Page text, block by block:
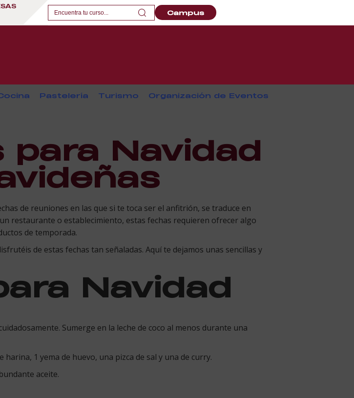
Campus
Pastelería Turismo Organización de Eventos
para Navidad
de reuniones en las que si te toca ser el anfitrión, se traduce en
restaurante o establecimiento, estas fechas requieren ofrecer algo
de temporada.
de estas fechas tan señaladas. Aquí te dejamos unas sencillas y
Navidad
Sumerge en la leche de coco al menos durante una
1 yema de huevo, una pizca de sal y una de curry.
aceite.